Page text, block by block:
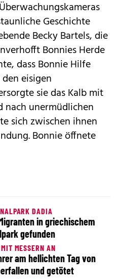
Geschichte
Becky Bartels, die
Bonnies Herde
dass Bonnie Hilfe
eisigen
sie das Kalb mit
nach unermüdlichen
sich zwischen ihnen
Bonnie öffnete
DADIA
in griechischem
gefunden
MESSERN AN
am hellichten Tag von
und getötet